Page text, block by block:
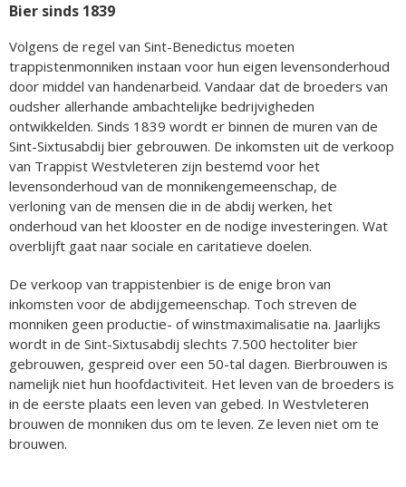
Bier sinds 1839
Volgens de regel van Sint-Benedictus moeten
trappistenmonniken instaan voor hun eigen levensonderhoud
door middel van handenarbeid. Vandaar dat de broeders van
oudsher allerhande ambachtelijke bedrijvigheden
ontwikkelden. Sinds 1839 wordt er binnen de muren van de
Sint-Sixtusabdij bier gebrouwen. De inkomsten uit de verkoop
van Trappist Westvleteren zijn bestemd voor het
levensonderhoud van de monnikengemeenschap, de
verloning van de mensen die in de abdij werken, het
onderhoud van het klooster en de nodige investeringen. Wat
overblijft gaat naar sociale en caritatieve doelen.
De verkoop van trappistenbier is de enige bron van
inkomsten voor de abdijgemeenschap. Toch streven de
monniken geen productie- of winstmaximalisatie na. Jaarlijks
wordt in de Sint-Sixtusabdij slechts 7.500 hectoliter bier
gebrouwen, gespreid over een 50-tal dagen. Bierbrouwen is
namelijk niet hun hoofdactiviteit. Het leven van de broeders is
in de eerste plaats een leven van gebed. In Westvleteren
brouwen de monniken dus om te leven. Ze leven niet om te
brouwen.